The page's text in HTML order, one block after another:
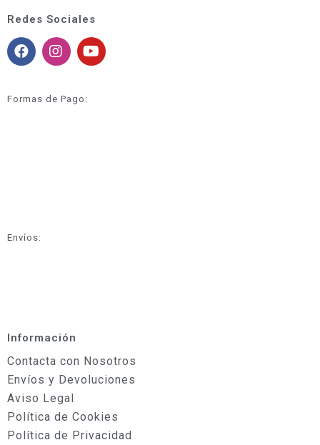
Redes Sociales
Formas de Pago:
Envíos:
Información
Contacta con Nosotros
Envíos y Devoluciones
Aviso Legal
Política de Cookies
Política de Privacidad